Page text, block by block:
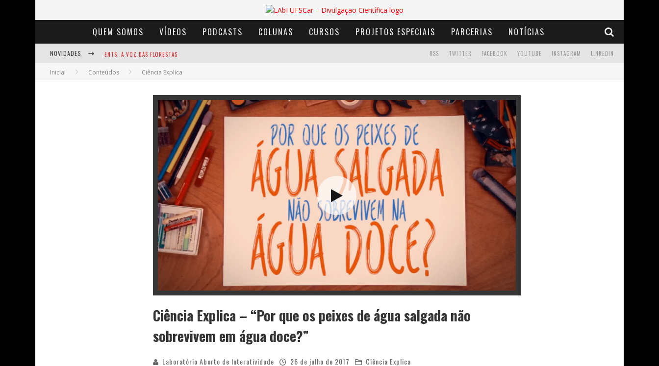
QUEM SOMOS VÍDEOS PODCASTS COLUNAS CURSOS PROJETOS ESPECIAIS PARCERIAS NOTÍCIAS
NOVIDADES
ENTS: A VOZ DAS FLORESTAS
LINKEDIN
INSTAGRAM
YOUTUBE
FACEBOOK
TWITTER
RSS
Inicial Conteúdos Ciência Explica
Ciência Explica – “Por que os peixes de água salgada não
sobrevivem em água doce?”
Laboratório Aberto de Interatividade 26 de julho de 2017 Ciência Explica